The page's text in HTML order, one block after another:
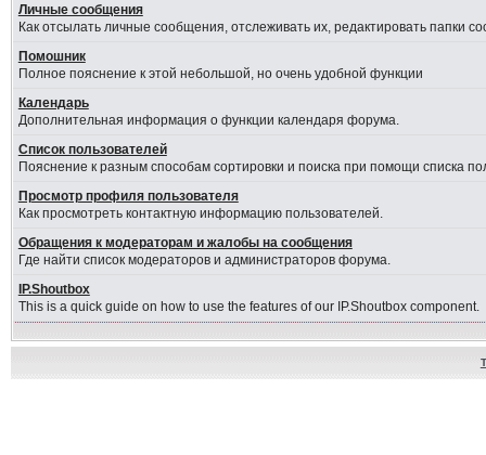
Личные сообщения
Как отсылать личные сообщения, отслеживать их, редактировать папки
Помошник
Полное пояснение к этой небольшой, но очень удобной функции
Календарь
Дополнительная информация о функции календаря форума.
Список пользователей
Пояснение к разным способам сортировки и поиска при помощи списка
Просмотр профиля пользователя
Как просмотреть контактную информацию пользователей.
Обращения к модераторам и жалобы на сообщения
Где найти список модераторов и администраторов форума.
IP.Shoutbox
This is a quick guide on how to use the features of our IP.Shoutbox component.